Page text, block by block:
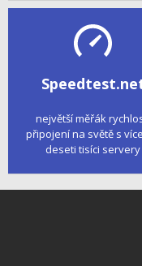
největší měřák
připojení na světě s
deseti tisíci servery